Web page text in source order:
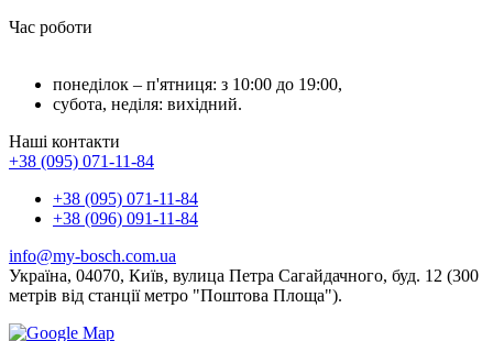
Час роботи
понеділок – п'ятниця: з 10:00 до 19:00,
субота, неділя: вихідний.
Наші контакти
+38 (095) 071-11-84
+38 (095) 071-11-84
+38 (096) 091-11-84
info@my-bosch.com.ua
Україна, 04070, Київ, вулица Петра Сагайдачного, буд. 12 (300
метрів від станції метро "Поштова Площа").